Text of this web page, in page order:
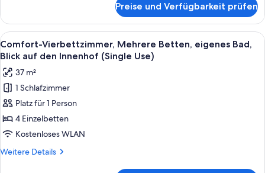
den
Innenhof
(for
2
guests)
anzeigen
Vierbettzimmer,
Mehrere
Betten,
eigenes
Blick
auf
den
Innenhof
(for
guests)
Preise und Verfügbarkeit prüfen
Alle
Fotos
für
Comfort-
Vierbettzimmer,
Mehrere
Betten,
eigenes
Bad,
Ein Hotelzimmer mit einem großen
9
Comfort-Vierbettzimmer, Mehrere Betten, eigenes Bad,
Blick auf den Innenhof (Single Use)
37 m²
1 Schlafzimmer
Platz für 1 Person
4 Einzelbetten
Kostenloses WLAN
Weitere Details
Weitere